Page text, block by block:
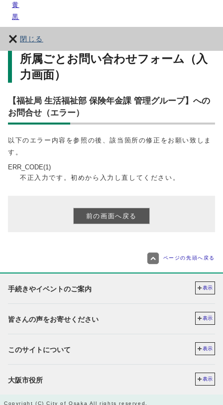
黄
黒
閉じる
所属ごとお問い合わせフォーム（入
力画面）
【福祉局 生活福祉部 保険年金課 管理グループ】への
お問合せ（エラー）
以下のエラー内容を参照の後、該当箇所の修正をお願い致しま
す。
ERR_CODE(1)
不正入力です。初めから入力し直してください。
ページの先頭へ戻る
手続きやイベントのご案内 表示
皆さんの声をお寄せください 表示
このサイトについて 表示
大阪市役所 表示
Copyright (C) City of Osaka All rights reserved.